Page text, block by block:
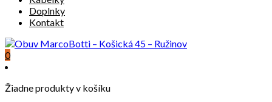
Doplnky
Kontakt
0
Žiadne produkty v košíku